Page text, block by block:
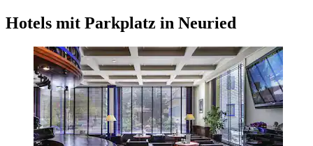
Hotels mit Parkplatz in Neuried